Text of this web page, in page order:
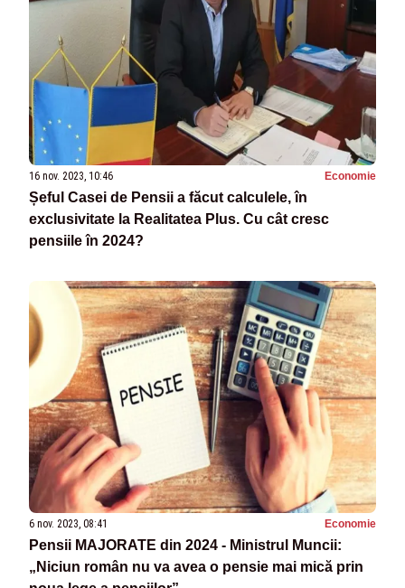
16 nov. 2023, 10:46 Economie
Șeful Casei de Pensii a făcut calculele, în
exclusivitate la Realitatea Plus. Cu cât cresc
pensiile în 2024?
6 nov. 2023, 08:41 Economie
Pensii MAJORATE din 2024 - Ministrul Muncii:
„Niciun român nu va avea o pensie mai mică prin